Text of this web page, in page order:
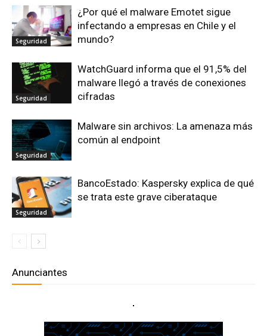
Seguridad
¿Por qué el malware Emotet sigue
infectando a empresas en Chile y el
mundo?
Seguridad
WatchGuard informa que el 91,5% del
malware llegó a través de conexiones
cifradas
Seguridad
Malware sin archivos: La amenaza más
común al endpoint
Seguridad
BancoEstado: Kaspersky explica de qué
se trata este grave ciberataque
Anunciantes